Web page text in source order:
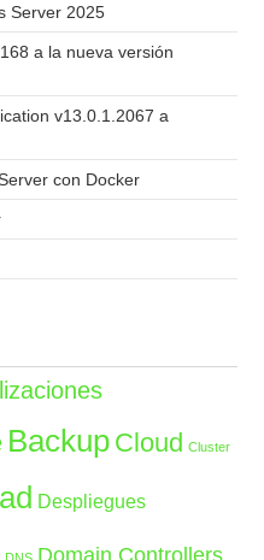
Server 2025
a la nueva versión
v13.0.1.2067 a
con Docker
Backup Cloud Cluster
Despliegues